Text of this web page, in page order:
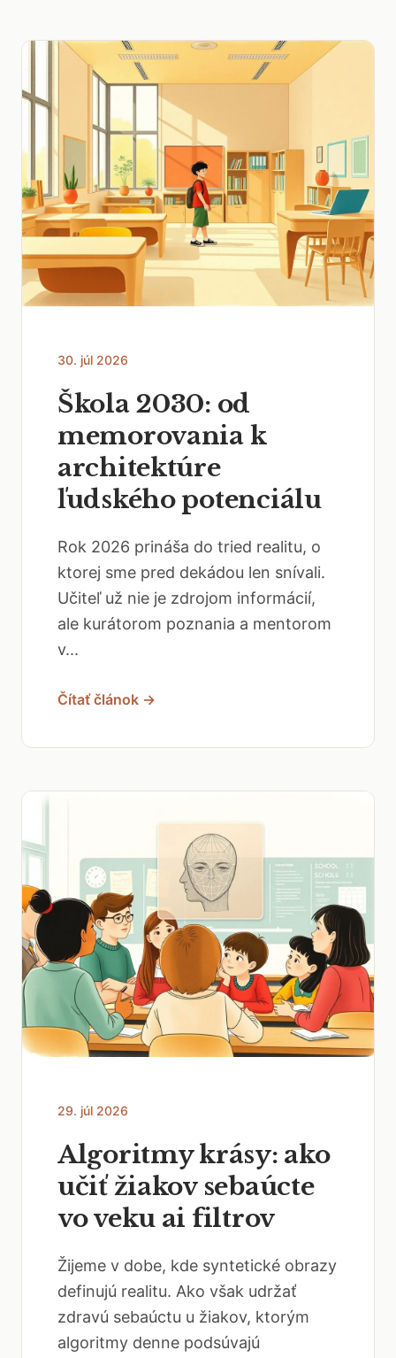
30. júl 2026
Škola 2030: od
memorovania k
architektúre
ľudského potenciálu
Rok 2026 prináša do tried realitu, o
ktorej sme pred dekádou len snívali.
Učiteľ už nie je zdrojom informácií,
ale kurátorom poznania a mentorom
v...
Čítať článok →
29. júl 2026
Algoritmy krásy: ako
učiť žiakov sebaúcte
vo veku ai filtrov
Žijeme v dobe, kde syntetické obrazy
definujú realitu. Ako však udržať
zdravú sebaúctu u žiakov, ktorým
algoritmy denne podsúvajú